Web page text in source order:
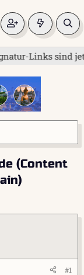
sind jetzt
(Content
#1